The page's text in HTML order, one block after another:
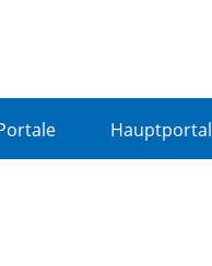
Hauptportal